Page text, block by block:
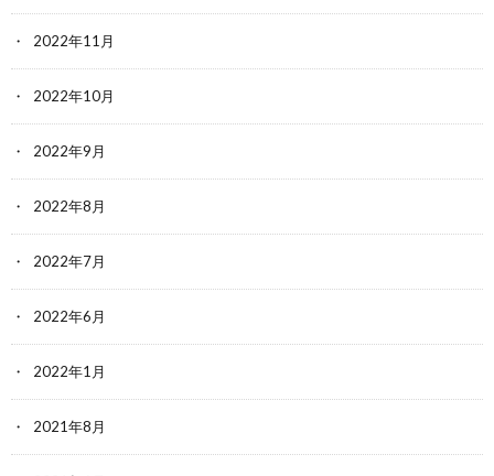
2022年11月
2022年10月
2022年9月
2022年8月
2022年7月
2022年6月
2022年1月
2021年8月